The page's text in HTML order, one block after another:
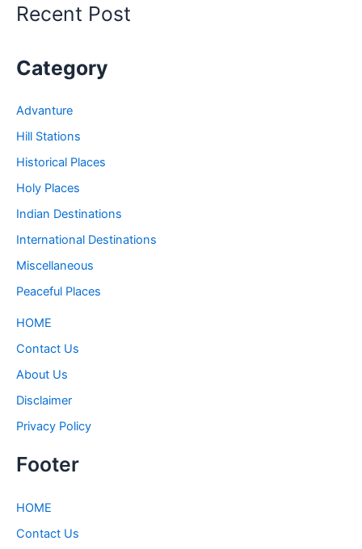
Places
Recent Post
Category
Advanture
Hill Stations
Historical Places
Holy Places
Indian Destinations
International Destinations
Miscellaneous
Peaceful Places
HOME
Contact Us
About Us
Disclaimer
Privacy Policy
Footer
HOME
Contact Us